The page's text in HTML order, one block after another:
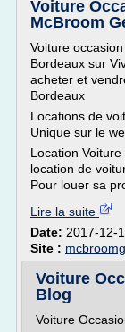
Voiture
McBroom
Voiture
Bordeaux sur
acheter et
Bordeaux
Locations de
Unique sur le
Location
location de
Pour louer sa
Lire la suite
Date: 2017-12-
Site :
Voiture
Blog
Voiture